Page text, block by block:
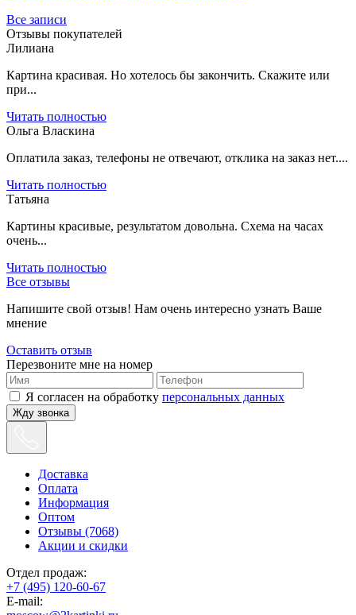
Все записи
Отзывы покупателей
Лилиана
Картина красивая. Но хотелось бы закончить. Скажите или
при...
Читать полностью
Ольга Власкина
Оплатила заказ, телефоны не отвечают, отклика на заказ нет....
Читать полностью
Татьяна
Картины красивые, результатом довольна. Схема на часах
очень...
Читать полностью
Все отзывы
Напишите свой отзыв! Нам очень интересно узнать Ваше
мнение
Оставить отзыв
Перезвоните мне на номер
Я согласен на обработку персональных данных
Жду звонка
Доставка
Оплата
Информация
Оптом
Отзывы (7068)
Акции и скидки
Отдел продаж:
+7 (495) 120-60-67
E-mail: